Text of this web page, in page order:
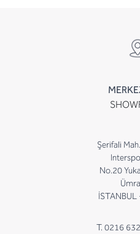
Şerifali
No.20
İSTANBUL
T. 0216